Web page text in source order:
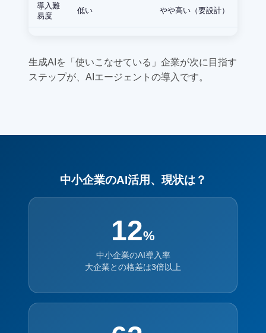
導入難
易度
低い やや高い（要設計）
生成AIを「使いこなせている」企業が次に目指す
ステップが、AIエージェントの導入です。
中小企業のAI活用、現状は？
12%
中小企業のAI導入率
大企業との格差は3倍以上